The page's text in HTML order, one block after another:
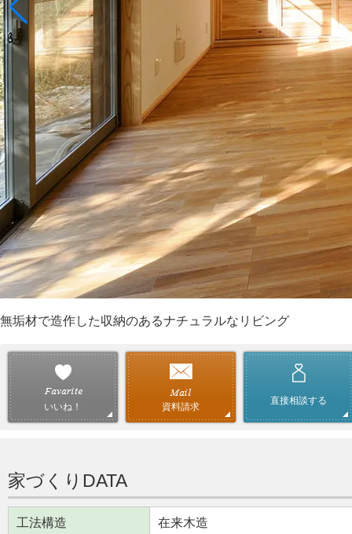
無垢材で造作した収納のあるナチュラルなリビング
いいね！ 資料請求
直接相談する
家づくりDATA
工法構造 在来木造